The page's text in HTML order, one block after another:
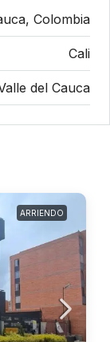
Colombia
Cali
del Cauca
ARRIENDO